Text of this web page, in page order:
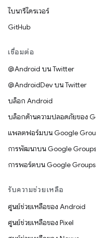
ไบนารีไดรเวอร์
GitHub
เชื่อมต่อ
@Android บน Twitter
@AndroidDev บน Twitter
บล็อก Android
บล็อกด้านความปลอดภัยของ
แพลตฟอร์มบน Google
การพัฒนาบน Google Groups
การพอร์ตบน Google Groups
รับความช่วยเหลือ
ศูนย์ช่วยเหลือของ Android
ศูนย์ช่วยเหลือของ Pixel